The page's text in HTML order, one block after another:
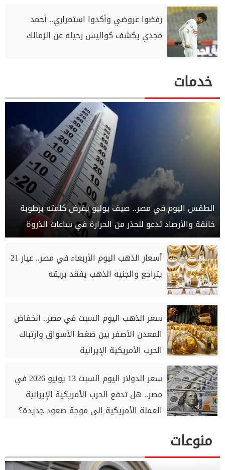
رفضوا عروضي وأكدوا استمراري.. أحمد
مجدي يكشف كواليس رحيله عن الزمالك
خدمات
الطقس اليوم في مصر.. صيف يوليو يفرض كلمته برطوبة
خانقة والأرصاد تدعو للحذر من الحرارة في ساعات الذروة
أسعار الذهب اليوم الأربعاء في مصر.. عيار 21
يتراجع والجنيه الذهب يفقد بريقه
سعر الذهب اليوم السبت في مصر.. انخفاض
المعدن الأصفر بين ضغط الأسواق وارتباك
الحرب الأمريكية الإيرانية
سعر الدولار اليوم السبت 13 يونيو 2026 في
مصر.. هل تدفع الحرب الأمريكية الإيرانية
العملة الأمريكية إلى موجة صعود جديدة؟
منوعات